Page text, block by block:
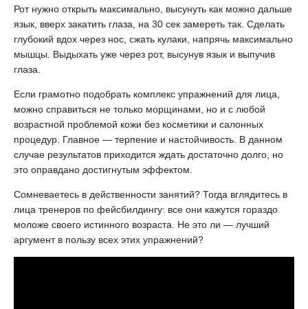
Рот нужно открыть максимально, высунуть как можно дальше
язык, вверх закатить глаза, на 30 сек замереть так. Сделать
глубокий вдох через нос, сжать кулаки, напрячь максимально
мышцы. Выдыхать уже через рот, высунув язык и выпучив
глаза.
Если грамотно подобрать комплекс упражнений для лица,
можно справиться не только морщинами, но и с любой
возрастной проблемой кожи без косметики и салонных
процедур. Главное — терпение и настойчивость. В данном
случае результатов приходится ждать достаточно долго, но
это оправдано достигнутым эффектом.
Сомневаетесь в действенности занятий? Тогда вглядитесь в
лица тренеров по фейсбилдингу: все они кажутся гораздо
моложе своего истинного возраста. Не это ли — лучший
аргумент в пользу всех этих упражнений?